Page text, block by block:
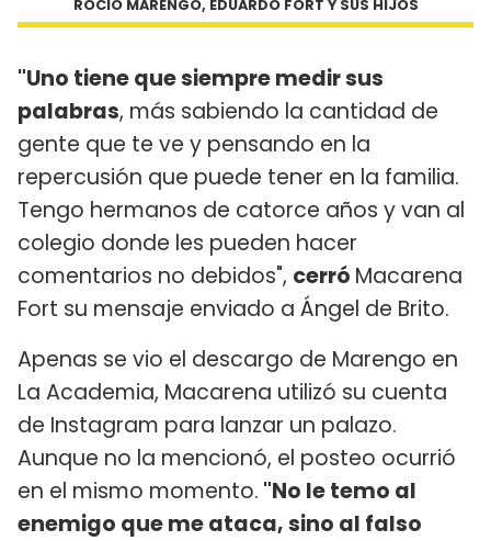
ROCIO MARENGO, EDUARDO FORT Y SUS HIJOS
"Uno tiene que siempre medir sus
palabras, más sabiendo la cantidad de
gente que te ve y pensando en la
repercusión que puede tener en la familia.
Tengo hermanos de catorce años y van al
colegio donde les pueden hacer
comentarios no debidos", cerró Macarena
Fort su mensaje enviado a Ángel de Brito.
Apenas se vio el descargo de Marengo en
La Academia, Macarena utilizó su cuenta
de Instagram para lanzar un palazo.
Aunque no la mencionó, el posteo ocurrió
en el mismo momento. "No le temo al
enemigo que me ataca, sino al falso